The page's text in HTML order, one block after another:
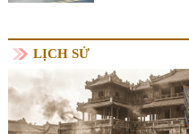
LỊCH SỬ